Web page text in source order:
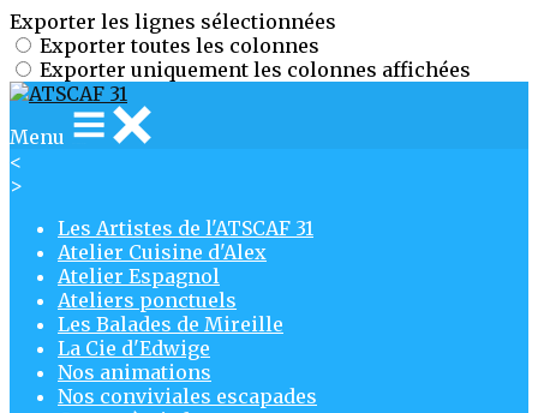
Exporter les lignes sélectionnées
Exporter toutes les colonnes
Exporter uniquement les colonnes affichées
Menu
<
>
Les Artistes de l'ATSCAF 31
Atelier Cuisine d'Alex
Atelier Espagnol
Ateliers ponctuels
Les Balades de Mireille
La Cie d'Edwige
Nos animations
Nos conviviales escapades